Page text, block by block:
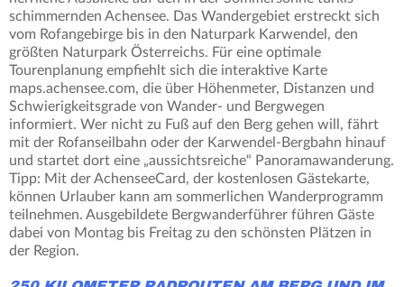
schimmernden Achensee. Das Wandergebiet erstreckt sich
vom Rofangebirge bis in den Naturpark Karwendel, den
größten Naturpark Österreichs. Für eine optimale
Tourenplanung empfiehlt sich die interaktive Karte
maps.achensee.com, die über Höhenmeter, Distanzen und
Schwierigkeitsgrade von Wander- und Bergwegen
informiert. Wer nicht zu Fuß auf den Berg gehen will, fährt
mit der Rofanseilbahn oder der Karwendel-Bergbahn hinauf
und startet dort eine „aussichtsreiche“ Panoramawanderung.
Tipp: Mit der AchenseeCard, der kostenlosen Gästekarte,
können Urlauber kann am sommerlichen Wanderprogramm
teilnehmen. Ausgebildete Bergwanderführer führen Gäste
dabei von Montag bis Freitag zu den schönsten Plätzen in
der Region.